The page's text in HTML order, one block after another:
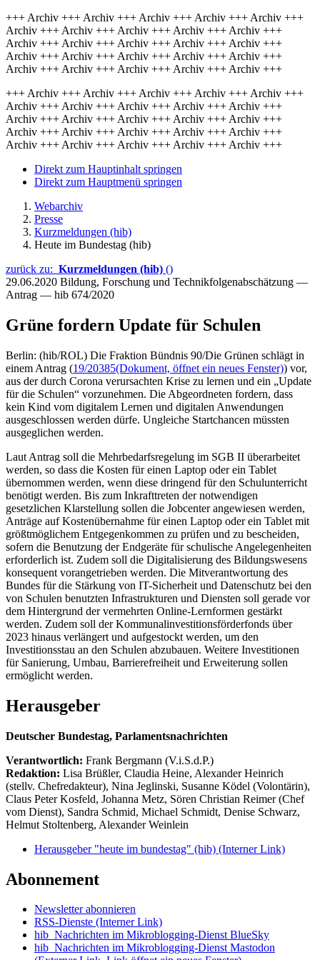
+++ Archiv +++ Archiv +++ Archiv +++ Archiv +++ Archiv +++
Archiv +++ Archiv +++ Archiv +++ Archiv +++ Archiv +++
Archiv +++ Archiv +++ Archiv +++ Archiv +++ Archiv +++
Archiv +++ Archiv +++ Archiv +++ Archiv +++ Archiv +++
Archiv +++ Archiv +++ Archiv +++ Archiv +++ Archiv +++
+++ Archiv +++ Archiv +++ Archiv +++ Archiv +++ Archiv +++
Archiv +++ Archiv +++ Archiv +++ Archiv +++ Archiv +++
Archiv +++ Archiv +++ Archiv +++ Archiv +++ Archiv +++
Archiv +++ Archiv +++ Archiv +++ Archiv +++ Archiv +++
Archiv +++ Archiv +++ Archiv +++ Archiv +++ Archiv +++
Direkt zum Hauptinhalt springen
Direkt zum Hauptmenü springen
Webarchiv
Presse
Kurzmeldungen (hib)
Heute im Bundestag (hib)
zurück zu: Kurzmeldungen (hib) ()
29.06.2020 Bildung, Forschung und Technikfolgenabschätzung —
Antrag — hib 674/2020
Grüne fordern Update für Schulen
Berlin: (hib/ROL) Die Fraktion Bündnis 90/Die Grünen schlägt in
einem Antrag (19/20385(Dokument, öffnet ein neues Fenster)) vor,
aus der durch Corona verursachten Krise zu lernen und ein „Update
für die Schulen“ vorzunehmen. Die Abgeordneten fordern, dass
kein Kind vom digitalem Lernen und digitalen Anwendungen
ausgeschlossen werden dürfe. Ungleiche Startchancen müssten
ausgeglichen werden.
Laut Antrag soll die Mehrbedarfsregelung im SGB II überarbeitet
werden, so dass die Kosten für einen Laptop oder ein Tablet
übernommen werden, wenn diese dringend für den Schulunterricht
benötigt werden. Bis zum Inkrafttreten der notwendigen
gesetzlichen Klarstellung sollen die Jobcenter angewiesen werden,
Anträge auf Kostenübernahme für einen Laptop oder ein Tablet mit
größtmöglichem Entgegenkommen zu prüfen und zu bescheiden,
sofern die Benutzung der Endgeräte für schulische Angelegenheiten
erforderlich ist. Zudem soll die Digitalisierung des Bildungswesens
konsequent vorangetrieben werden. Die Mitverantwortung des
Bundes für die Stärkung von IT-Sicherheit und Datenschutz bei den
von Schulen benutzten Infrastrukturen und Diensten soll gerade vor
dem Hintergrund der vermehrten Online-Lernformen gestärkt
werden. Zudem soll der Kommunalinvestitionsförderfonds über
2023 hinaus verlängert und aufgestockt werden, um den
Investitionsstau an den Schulen abzubauen. Weitere Investitionen
für Sanierung, Umbau, Barrierefreiheit und Erweiterung sollen
ermöglicht werden.
Herausgeber
Deutscher Bundestag, Parlamentsnachrichten
Verantwortlich: Frank Bergmann (V.i.S.d.P.)
Redaktion: Lisa Brüßler, Claudia Heine, Alexander Heinrich
(stellv. Chefredakteur), Nina Jeglinski, Susanne Ködel (Volontärin),
Claus Peter Kosfeld, Johanna Metz, Sören Christian Reimer (Chef
vom Dienst), Sandra Schmid, Michael Schmidt, Denise Schwarz,
Helmut Stoltenberg, Alexander Weinlein
Herausgeber "heute im bundestag" (hib) (Interner Link)
Abonnement
Newsletter abonnieren
RSS-Dienste (Interner Link)
hib_Nachrichten im Mikroblogging-Dienst BlueSky
hib_Nachrichten im Mikroblogging-Dienst Mastodon